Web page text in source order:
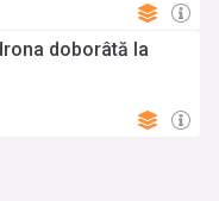
doborâtă la